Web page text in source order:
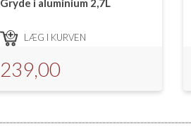
Gryde i aluminium 2,7L
LÆG I KURVEN
239,00